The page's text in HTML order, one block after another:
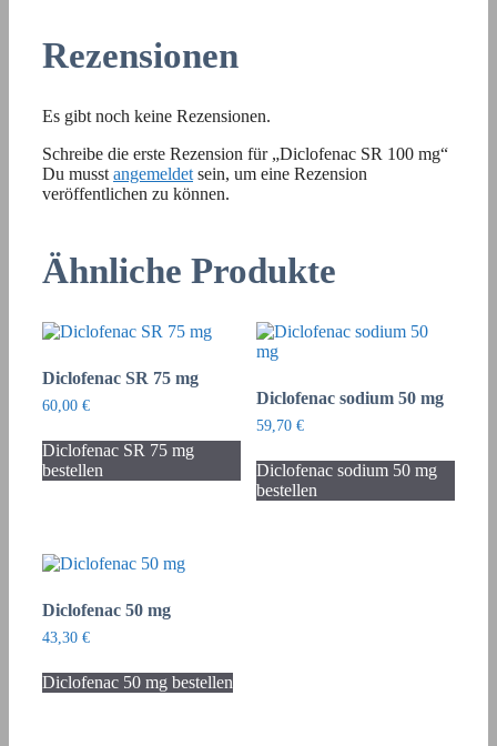
Rezensionen
Es gibt noch keine Rezensionen.
Schreibe die erste Rezension für „Diclofenac SR 100 mg“
Du musst angemeldet sein, um eine Rezension
veröffentlichen zu können.
Ähnliche Produkte
Diclofenac SR 75 mg
60,00 €
Diclofenac SR 75 mg
bestellen
Diclofenac sodium 50 mg
59,70€
Diclofenac sodium 50 mg
bestellen
Diclofenac 50 mg
43,30 €
Diclofenac 50 mg bestellen